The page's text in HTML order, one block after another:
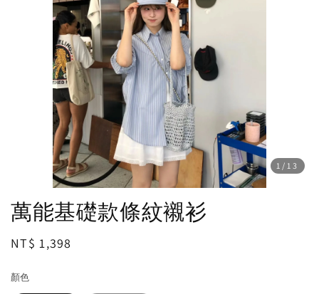
1 /13
萬能基礎款條紋襯衫
Regular
NT$ 1,398
顏色